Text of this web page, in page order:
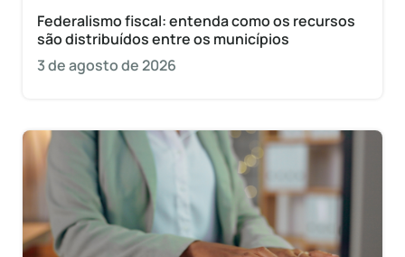
Federalismo fiscal: entenda como os recursos
são distribuídos entre os municípios
3 de agosto de 2026